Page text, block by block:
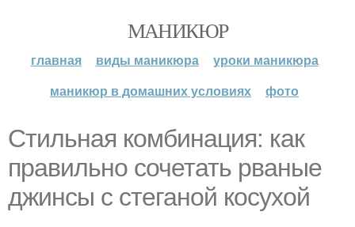
МАНИКЮР
главная виды маникюра
уроки маникюра
маникюр в домашних условиях
фото
Стильная комбинация: как
правильно сочетать рваные
джинсы с стеганой косухой